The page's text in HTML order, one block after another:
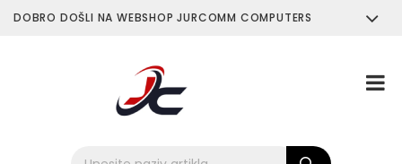
DOBRO DOŠLI NA WEBSHOP JURCOMM COMPUTERS